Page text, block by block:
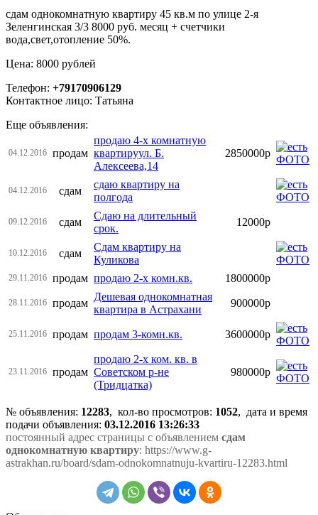
сдам однокомнатную квартиру 45 кв.м по улице 2-я
Зеленгинская 3/3 8000 руб. месяц + счетчики
вода,свет,отопление 50%.
Цена: 8000 рублей
Телефон: +79170906129
Контактное лицо: Татьяна
Еще объявления:
04.12.2016 продам
продаю 4-х комнатную
квартируул. Б.
Алексеева,14
2850000р
04.12.2016 сдам
сдаю квартиру на
полгода
09.12.2016 сдам
Сдаю на длительный
срок.
12000р
10.12.2016 сдам
Сдам квартиру на
Куликова
29.11.2016 продам продаю 2-х комн.кв. 1800000р
28.11.2016 продам
Дешевая однокомнатная
квартира в Астрахани
900000р
25.11.2016 продам продам 3-комн.кв. 3600000р
23.11.2016 продам
продаю 2-х ком. кв. в
Советском р-не
(Тридцатка)
980000р
№ объявления: 12283, кол-во просмотров: 1052, дата и время
подачи объявления: 03.12.2016 13:26:33
постоянный адрес страницы с объявлением сдам
однокомнатную квартиру: https://www.g-
astrakhan.ru/board/sdam-odnokomnatnuju-kvartiru-12283.html